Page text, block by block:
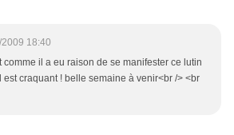
18:40
comme il a eu raison de se manifester ce lutin
est craquant ! belle semaine à venir<br /> <br